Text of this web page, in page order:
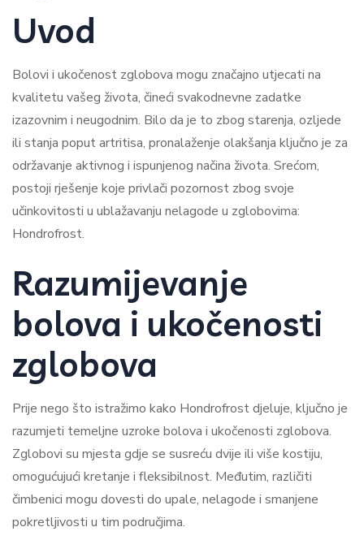
Uvod
Bolovi i ukočenost zglobova mogu značajno utjecati na
kvalitetu vašeg života, čineći svakodnevne zadatke
izazovnim i neugodnim. Bilo da je to zbog starenja, ozljede
ili stanja poput artritisa, pronalaženje olakšanja ključno je za
održavanje aktivnog i ispunjenog načina života. Srećom,
postoji rješenje koje privlači pozornost zbog svoje
učinkovitosti u ublažavanju nelagode u zglobovima:
Hondrofrost.
Razumijevanje
bolova i ukočenosti
zglobova
Prije nego što istražimo kako Hondrofrost djeluje, ključno je
razumjeti temeljne uzroke bolova i ukočenosti zglobova.
Zglobovi su mjesta gdje se susreću dvije ili više kostiju,
omogućujući kretanje i fleksibilnost. Međutim, različiti
čimbenici mogu dovesti do upale, nelagode i smanjene
pokretljivosti u tim područjima.